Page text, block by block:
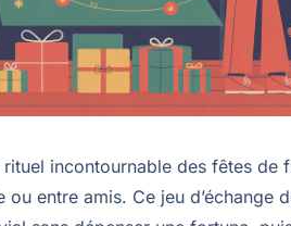
incontournable des fêtes de
entre amis. Ce jeu d’échange